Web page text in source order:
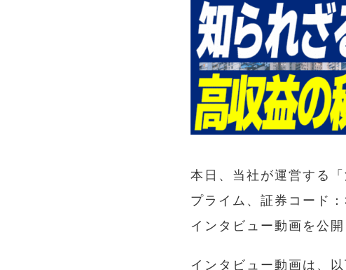
本日、当社が運営する
プライム、証券コード
インタビュー動画を公開
インタビュー動画は、